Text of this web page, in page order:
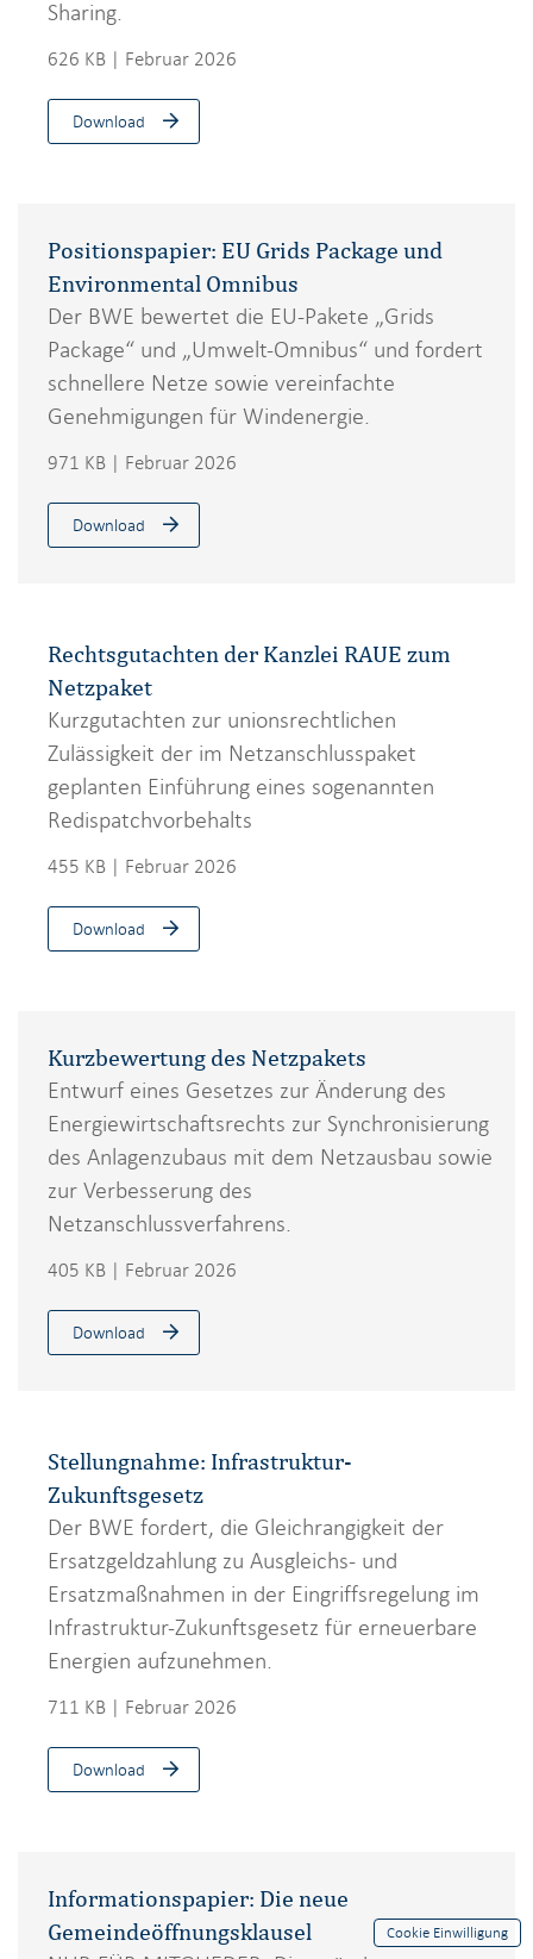
Sharing.
626 KB | Februar 2026
Download
Positionspapier: EU Grids Package und
Environmental Omnibus
Der BWE bewertet die EU-Pakete „Grids
Package“ und „Umwelt-Omnibus“ und fordert
schnellere Netze sowie vereinfachte
Genehmigungen für Windenergie.
971 KB | Februar 2026
Download
Rechtsgutachten der Kanzlei RAUE zum
Netzpaket
Kurzgutachten zur unionsrechtlichen
Zulässigkeit der im Netzanschlusspaket
geplanten Einführung eines sogenannten
Redispatchvorbehalts
455 KB | Februar 2026
Download
Kurzbewertung des Netzpakets
Entwurf eines Gesetzes zur Änderung des
Energiewirtschaftsrechts zur Synchronisierung
des Anlagenzubaus mit dem Netzausbau sowie
zur Verbesserung des
Netzanschlussverfahrens.
405 KB | Februar 2026
Download
Stellungnahme: Infrastruktur-
Zukunftsgesetz
Der BWE fordert, die Gleichrangigkeit der
Ersatzgeldzahlung zu Ausgleichs- und
Ersatzmaßnahmen in der Eingriffsregelung im
Infrastruktur-Zukunftsgesetz für erneuerbare
Energien aufzunehmen.
711 KB | Februar 2026
Download
Informationspapier: Die neue
Gemeindeöffnungsklausel
Cookie Einwilligung